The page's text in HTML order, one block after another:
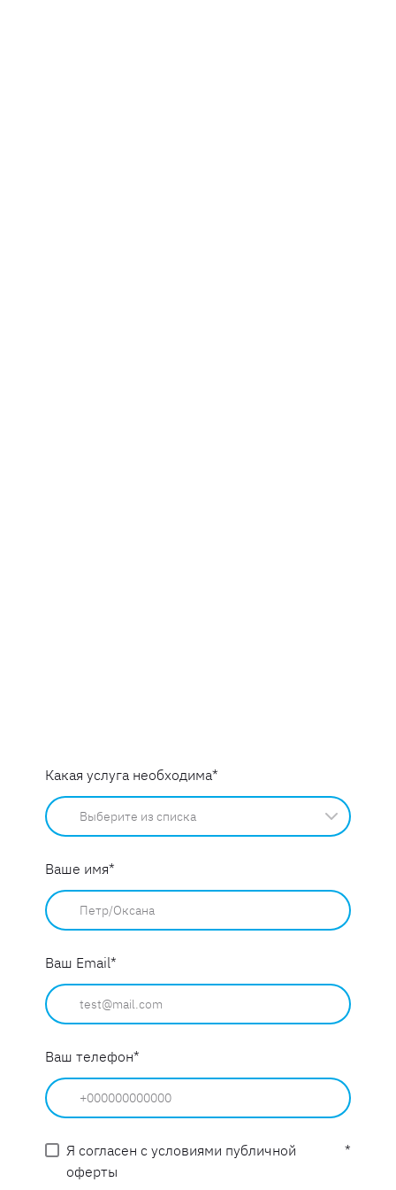
Какая услуга необходима*
Ваше имя*
Ваш Email*
Ваш телефон*
Я согласен с условиями публичной
оферты
*